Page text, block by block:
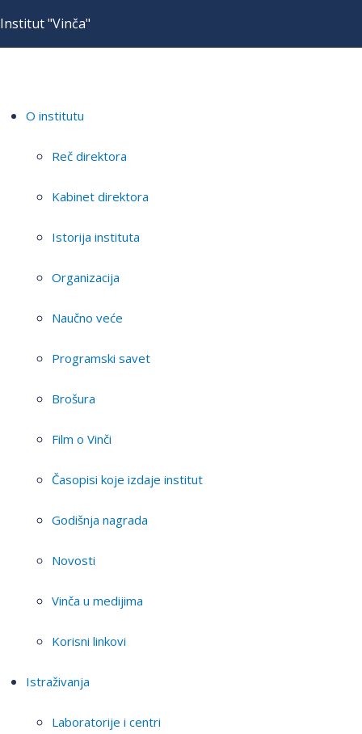
Institut "Vinča"
O institutu
Reč direktora
Kabinet direktora
Istorija instituta
Organizacija
Naučno veće
Programski savet
Brošura
Film o Vinči
Časopisi koje izdaje institut
Godišnja nagrada
Novosti
Vinča u medijima
Korisni linkovi
Istraživanja
Laboratorije i centri